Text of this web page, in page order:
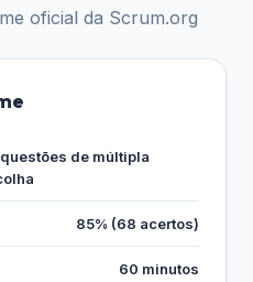
oficial da Scrum.org
de múltipla
85% (68 acertos)
60 minutos